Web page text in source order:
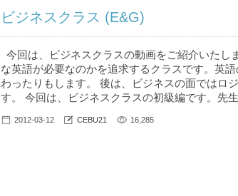
ビジネスクラス (E&G)
今回は、ビジネスクラスの動画をご紹介いたし
な英語が必要なのかを追求するクラスです。英
わったりもします。 後は、ビジネスの面ではロ
す。 今回は、ビジネスクラスの初級編です。先
2012-03-12 CEBU21 16,285